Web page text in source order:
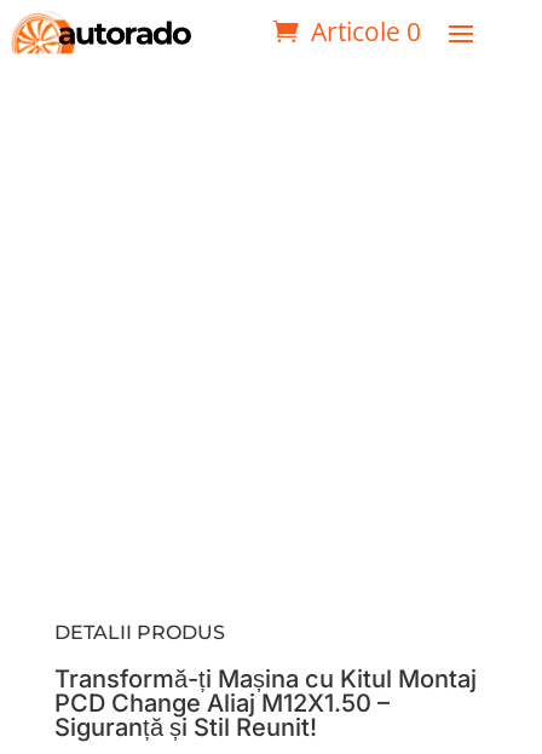
Articole 0
DETALII PRODUS
Transformă-ți Mașina cu Kitul Montaj
PCD Change Aliaj M12X1.50 –
Siguranță și Stil Reunit!